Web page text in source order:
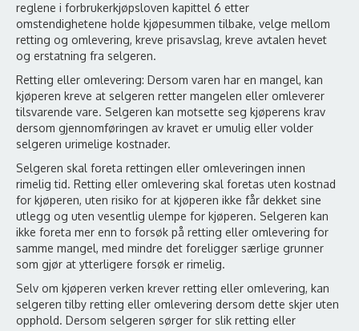
reglene i forbrukerkjøpsloven kapittel 6 etter
omstendighetene holde kjøpesummen tilbake, velge mellom
retting og omlevering, kreve prisavslag, kreve avtalen hevet
og erstatning fra selgeren.
Retting eller omlevering: Dersom varen har en mangel, kan
kjøperen kreve at selgeren retter mangelen eller omleverer
tilsvarende vare. Selgeren kan motsette seg kjøperens krav
dersom gjennomføringen av kravet er umulig eller volder
selgeren urimelige kostnader.
Selgeren skal foreta rettingen eller omleveringen innen
rimelig tid. Retting eller omlevering skal foretas uten kostnad
for kjøperen, uten risiko for at kjøperen ikke får dekket sine
utlegg og uten vesentlig ulempe for kjøperen. Selgeren kan
ikke foreta mer enn to forsøk på retting eller omlevering for
samme mangel, med mindre det foreligger særlige grunner
som gjør at ytterligere forsøk er rimelig.
Selv om kjøperen verken krever retting eller omlevering, kan
selgeren tilby retting eller omlevering dersom dette skjer uten
opphold. Dersom selgeren sørger for slik retting eller